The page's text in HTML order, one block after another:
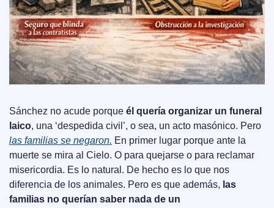
Sánchez no acude porque él quería organizar un funeral
laico
las familias se negaron. En primer lugar porque ante la
muerte se mira al Cielo. O para quejarse o para reclamar
misericordia. Es lo natural. De hecho es lo que nos
diferencia de los animales. Pero es que además, las
familias no querían saber nada de un